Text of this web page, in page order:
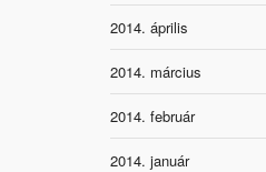
2014. április
2014. március
2014. február
2014. január